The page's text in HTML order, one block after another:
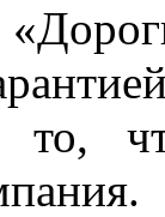
то,